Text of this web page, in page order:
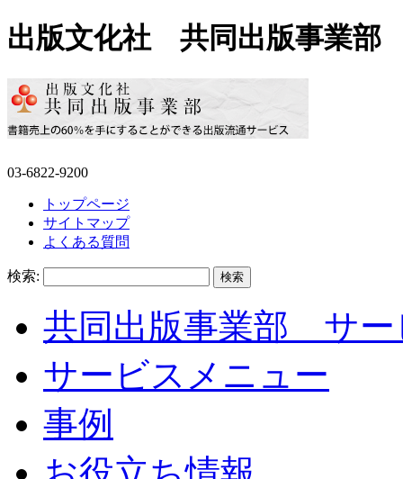
出版文化社 共同出版事業部
03-6822-9200
トップページ
サイトマップ
よくある質問
検索:
共同出版事業部 サー
サービスメニュー
事例